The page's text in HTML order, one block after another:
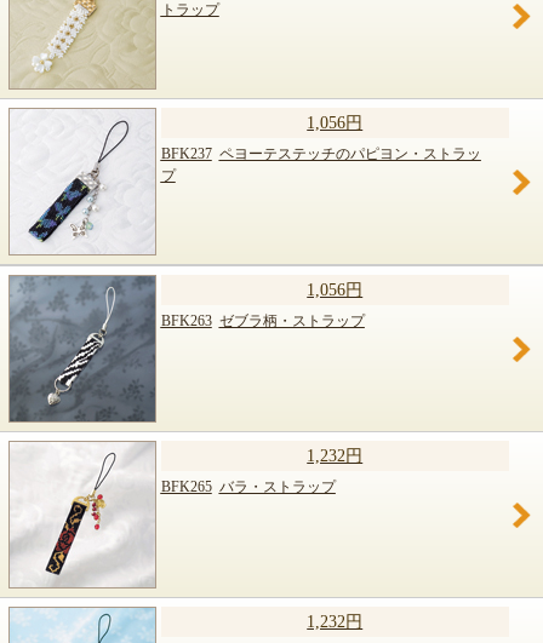
トラップ
1,056円
BFK237 ペヨーテステッチのパピヨン・ストラッ
プ
1,056円
BFK263 ゼブラ柄・ストラップ
1,232円
BFK265 バラ・ストラップ
1,232円